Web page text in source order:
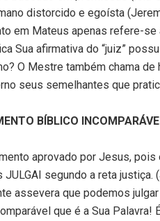
distorcido e egoísta
em Mateus apenas refere-
Sua afirmativa do “juiz”
O Mestre também chama
seus semelhantes que
BÍBLICO
aprovado por Jesus,
JULGAI segundo a reta
assevera que podemos
que é a Sua